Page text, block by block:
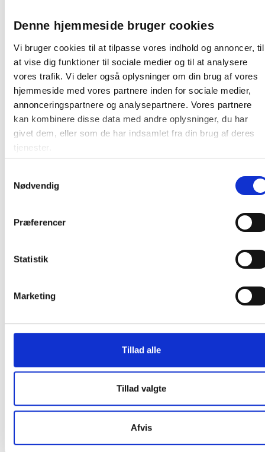
Denne hjemmeside bruger cookies
Vi bruger cookies til at tilpasse vores indhold og annoncer, til
at vise dig funktioner til sociale medier og til at analysere
vores trafik. Vi deler også oplysninger om din brug af vores
hjemmeside med vores partnere inden for sociale medier,
annonceringspartnere og analysepartnere. Vores partnere
kan kombinere disse data med andre oplysninger, du har
givet dem, eller som de har indsamlet fra din brug af deres
tjenester.
Nødvendig
Præferencer
Statistik
Marketing
Tillad alle
Tillad valgte
Afvis
kundeservice på telefon 7020 5537, eller sende en mail
info@justmore.dk , og skrive varenummeret på farven.
Farve: Blå
Producent: Lintex
Denne Lintex tavle er en produktionsvare
Den bliver først produceret, når den bestilles.
Derfor kan du ikke afbestille eller returnere den, så
snart vi har bekræftet bestillingen. Dette gælder
At producere tavler på bestilling minimerer spild
hverdage før varen kan leveres.
Lintex Cup magnetisk penneholder til 4